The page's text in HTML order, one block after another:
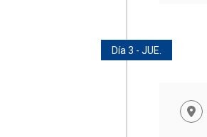
Día 3 - JUE.